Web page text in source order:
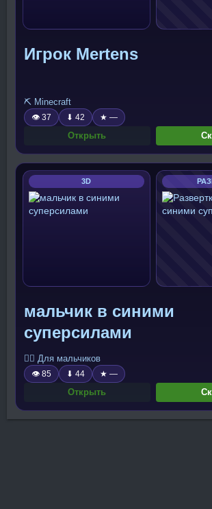
Игрок Mertens
⛏️ Minecraft
👁 37 ⬇ 42 ★ —
Открыть
3D
мальчик в синими
суперсилами
🧍‍♂️ Для мальчиков
👁 85 ⬇ 44 ★ —
Открыть